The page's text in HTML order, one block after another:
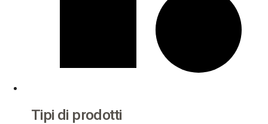
Tipi di prodotti